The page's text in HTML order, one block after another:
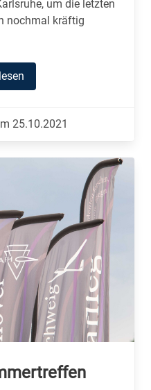
um die letzten
nochmal kräftig
25.10.2021